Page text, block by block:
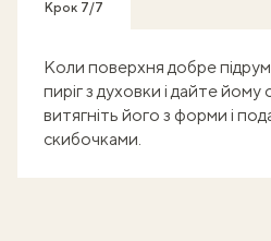
Крок 7/7
Коли поверхня добре
пиріг з духовки і дайте
витягніть його з форми і
скибочками.